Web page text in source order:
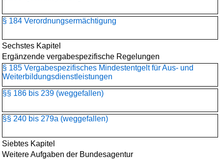
§ 184 Verordnungsermächtigung
Sechstes Kapitel
Ergänzende vergabespezifische Regelungen
§ 185 Vergabespezifisches Mindestentgelt für Aus- und
Weiterbildungsdienstleistungen
§§ 186 bis 239 (weggefallen)
§§ 240 bis 279a (weggefallen)
Siebtes Kapitel
Weitere Aufgaben der Bundesagentur